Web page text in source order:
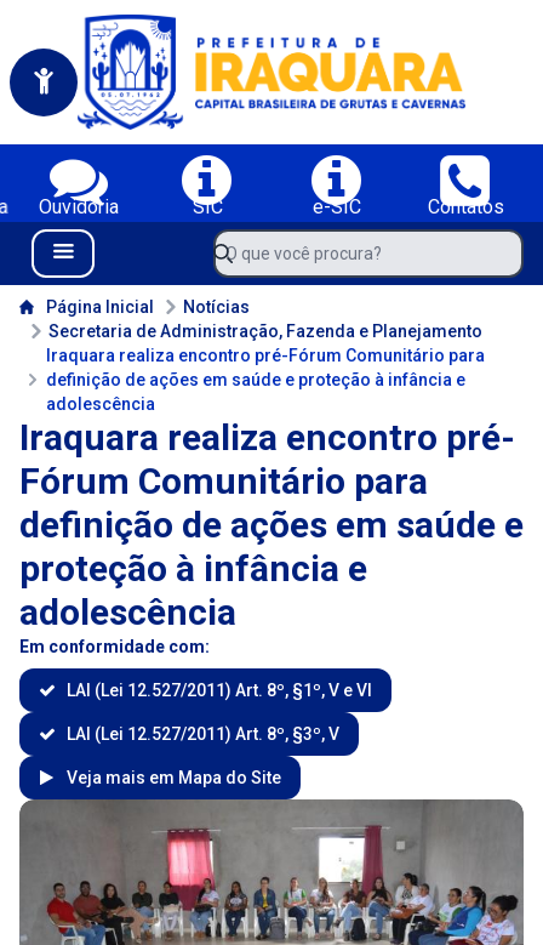
Portal da Prefeitura Municipal de Iraquara-BA
Serviços da Prefeitura Municipal de Iraquara-BA;
Ouvidoria SIC e-SIC
Contatos
Navegue pelo portal da Prefeitura de Iraquara-BA
Menu Bar
O que você procura?
Conteúdo da Prefeitura de Iraquara-BA
Página Inicial
Notícias
Secretaria de Administração, Fazenda e Planejamento
Iraquara realiza encontro pré-Fórum Comunitário para
definição de ações em saúde e proteção à infância e
adolescência
Iraquara realiza encontro pré-
Fórum Comunitário para
definição de ações em saúde e
proteção à infância e
adolescência
Em conformidade com:
LAI (Lei 12.527/2011) Art. 8º, §1º, V e VI
LAI (Lei 12.527/2011) Art. 8º, §3º, V
Veja mais em Mapa do Site